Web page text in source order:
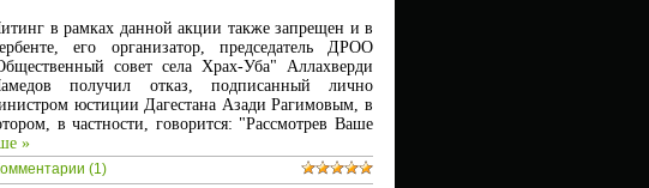
в рамках данной акции также запрещен и в
его организатор, председатель ДРОО
совет села Храх-Уба" Аллахверди
получил отказ, подписанный лично
юстиции Дагестана Азади Рагимовым, в
в частности, говорится: "Рассмотрев Ваше
»
(1)